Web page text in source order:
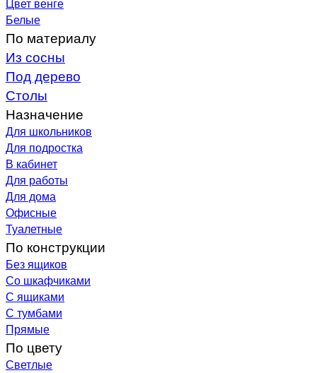
Белые
По материалу
Из сосны
Под дерево
Столы
Назначение
Для школьников
Для подростка
В кабинет
Для работы
Для дома
Офисные
Туалетные
По конструкции
Без ящиков
Со шкафчиками
С ящиками
С тумбами
Прямые
По цвету
Светлые